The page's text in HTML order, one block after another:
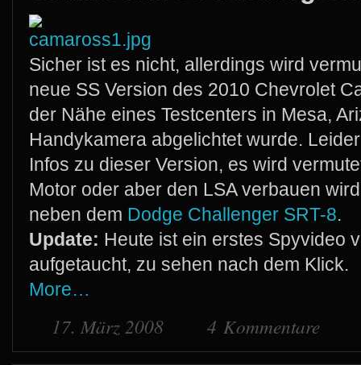
Sicher ist es nicht, allerdings wird
neue SS Version des 2010 Chevrolet
der Nähe eines Testcenters in Mesa,
Handykamera abgelichtet wurde.
Infos zu dieser Version, es wird
Motor oder aber den LSA verbauen
neben dem Dodge Challenger SRT-8.
Update: Heute ist ein erstes Spyvideo
aufgetaucht, zu sehen nach dem Klick.
More…
17. März 2008 4 Kommentare